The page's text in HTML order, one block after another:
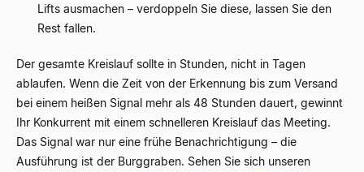
Lifts ausmachen – verdoppeln Sie diese, lassen Sie den
Rest fallen.
Der gesamte Kreislauf sollte in Stunden, nicht in Tagen
ablaufen. Wenn die Zeit von der Erkennung bis zum Versand
bei einem heißen Signal mehr als 48 Stunden dauert, gewinnt
Ihr Konkurrent mit einem schnelleren Kreislauf das Meeting.
Das Signal war nur eine frühe Benachrichtigung – die
Ausführung ist der Burggraben. Sehen Sie sich unseren